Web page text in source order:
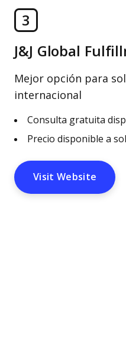
3
J&J Global
Mejor opción para
internacional
Consulta gratuita
Precio disponible a
Visit Website